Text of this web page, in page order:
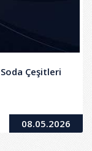
Soda Çeşitleri
08.05.2026